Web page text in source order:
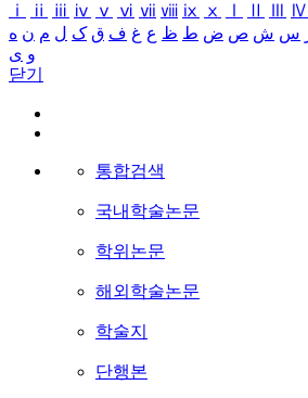
ⅰ
ⅱ ⅲ ⅳ ⅴ ⅵ ⅶ ⅷ ⅸ ⅹ Ⅳ
س ش ص ض ط ظ ع غ ف ق ک ل م ن ه
و ی
닫기
통합검색
국내학술논문
학위논문
해외학술논문
학술지
단행본